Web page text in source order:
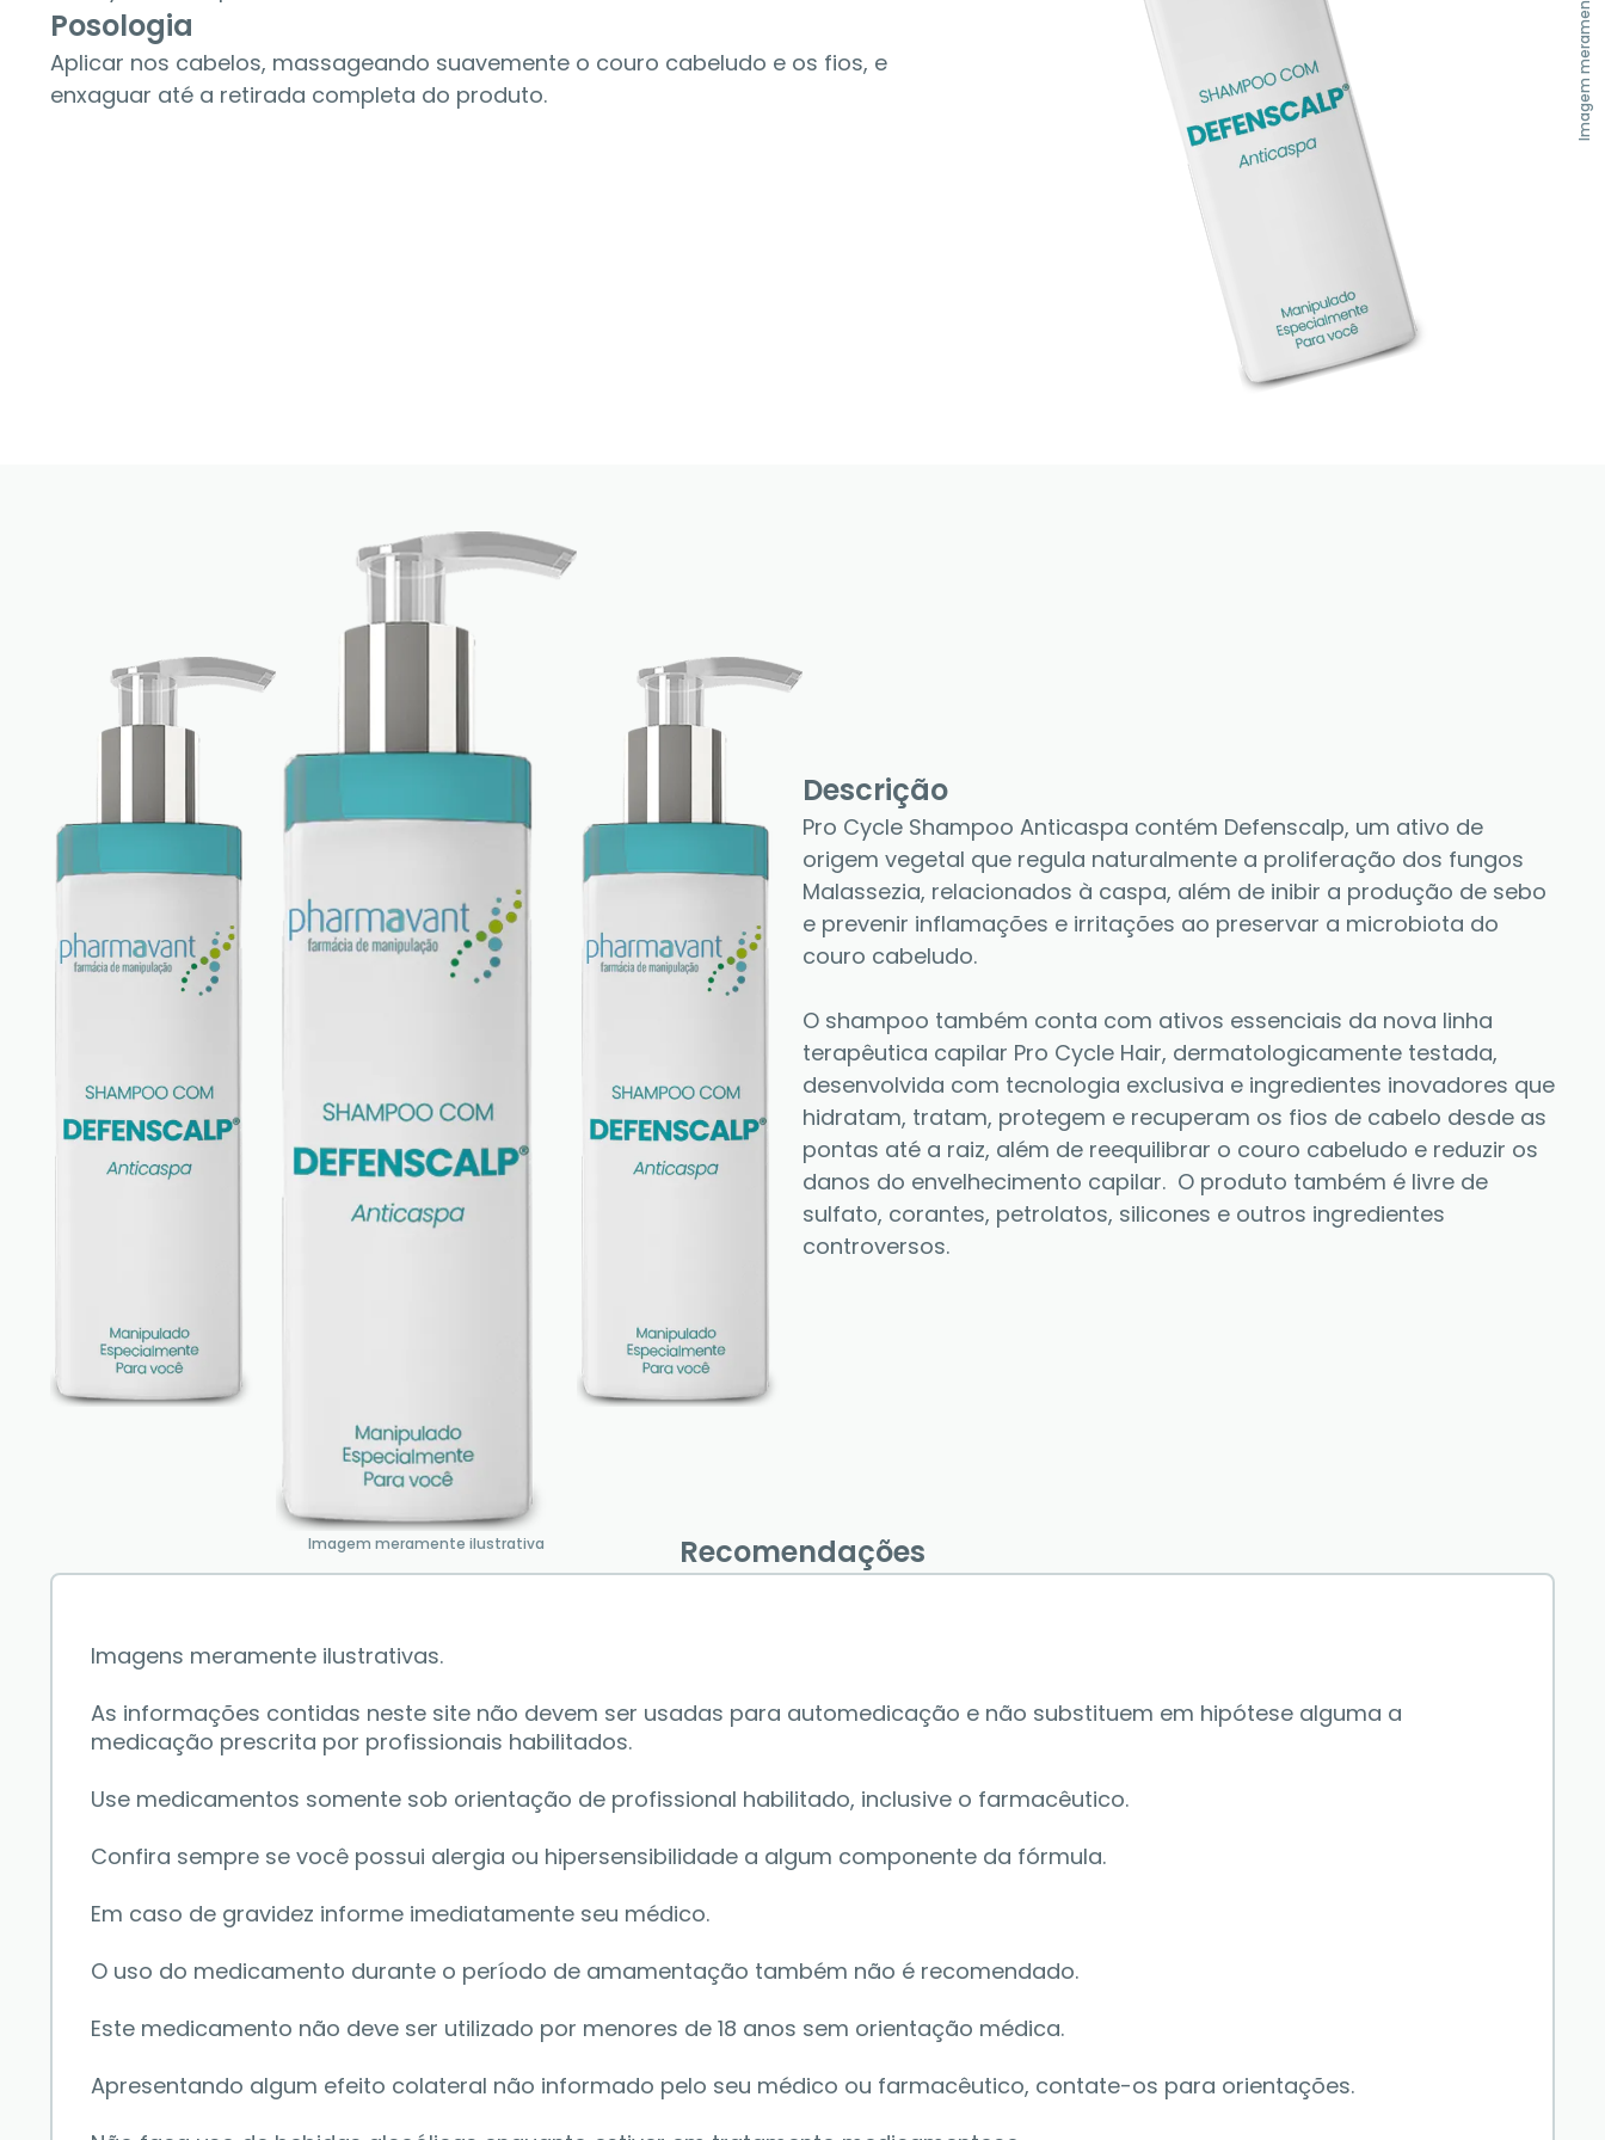
Posologia
Aplicar nos cabelos, massageando suavemente o couro cabeludo e os fios, e
enxaguar até a retirada completa do produto.
Descrição
Pro Cycle Shampoo Anticaspa contém Defenscalp, um ativo de
origem vegetal que regula naturalmente a proliferação dos fungos
Malassezia, relacionados à caspa, além de inibir a produção de sebo
e prevenir inflamações e irritações ao preservar a microbiota do
couro cabeludo.
O shampoo também conta com ativos essenciais da nova linha
terapêutica capilar Pro Cycle Hair, dermatologicamente testada,
desenvolvida com tecnologia exclusiva e ingredientes inovadores que
hidratam, tratam, protegem e recuperam os fios de cabelo desde as
pontas até a raiz, além de reequilibrar o couro cabeludo e reduzir os
danos do envelhecimento capilar.  O produto também é livre de
sulfato, corantes, petrolatos, silicones e outros ingredientes
controversos.
Imagem meramente ilustrativa Recomendações
Imagens meramente ilustrativas.
As informações contidas neste site não devem ser usadas para automedicação e não substituem em hipótese alguma a
medicação prescrita por profissionais habilitados.
Use medicamentos somente sob orientação de profissional habilitado, inclusive o farmacêutico.
Confira sempre se você possui alergia ou hipersensibilidade a algum componente da fórmula.
Em caso de gravidez informe imediatamente seu médico.
O uso do medicamento durante o período de amamentação também não é recomendado.
Este medicamento não deve ser utilizado por menores de 18 anos sem orientação médica.
Apresentando algum efeito colateral não informado pelo seu médico ou farmacêutico, contate-os para orientações.